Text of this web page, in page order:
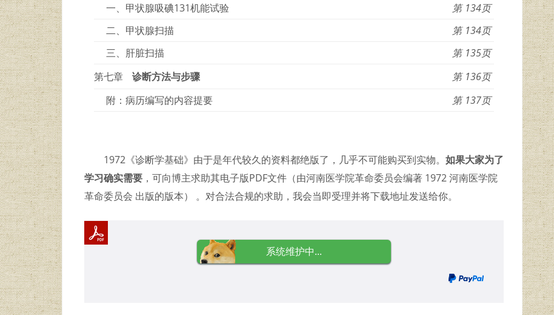
一、甲状腺吸碘131机能试验
134
二、甲状腺扫描
134
三、肝脏扫描
135
第七章
诊断方法与步骤
136
附：病历编写的内容提要
137
1972《诊断学基础》由于是年代较久的资料都绝版了，几乎不可能购买到实物。 如果大家为了
学习确实需要 ，可向博主求助其电子版PDF文件（由河南医学院革命委员会编著 1972 河南医学院
革命委员会 出版的版本） 。对合法合规的求助，我会当即受理并将下载地址发送给你。
系统维护中...